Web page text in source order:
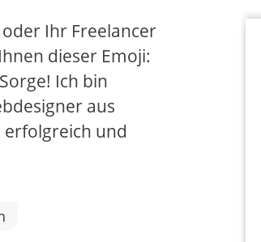
Ihr Freelancer
dieser Emoji:
Ich bin
aus
erfolgreich und